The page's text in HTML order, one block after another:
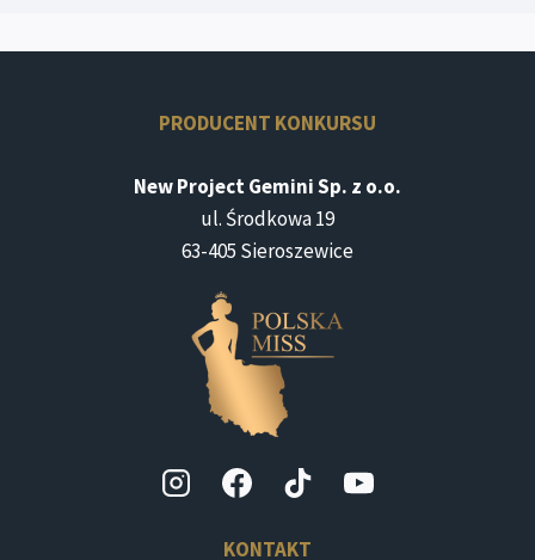
PRODUCENT KONKURSU
New Project Gemini Sp. z o.o.
ul. Środkowa 19
63-405 Sieroszewice
KONTAKT